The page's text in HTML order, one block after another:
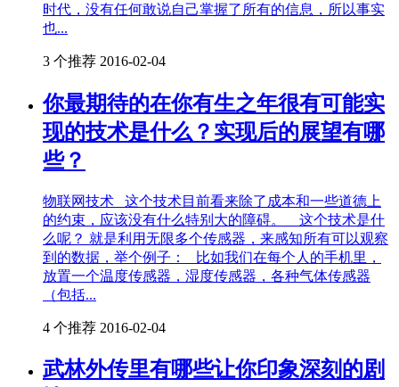
时代，没有任何敢说自己掌握了所有的信息，所以事实
也...
3 个推荐 2016-02-04
你最期待的在你有生之年很有可能实
现的技术是什么？实现后的展望有哪
些？
物联网技术 这个技术目前看来除了成本和一些道德上
的约束，应该没有什么特别大的障碍。 这个技术是什
么呢？ 就是利用无限多个传感器，来感知所有可以观察
到的数据，举个例子： 比如我们在每个人的手机里，
放置一个温度传感器，湿度传感器，各种气体传感器
（包括...
4 个推荐 2016-02-04
武林外传里有哪些让你印象深刻的剧